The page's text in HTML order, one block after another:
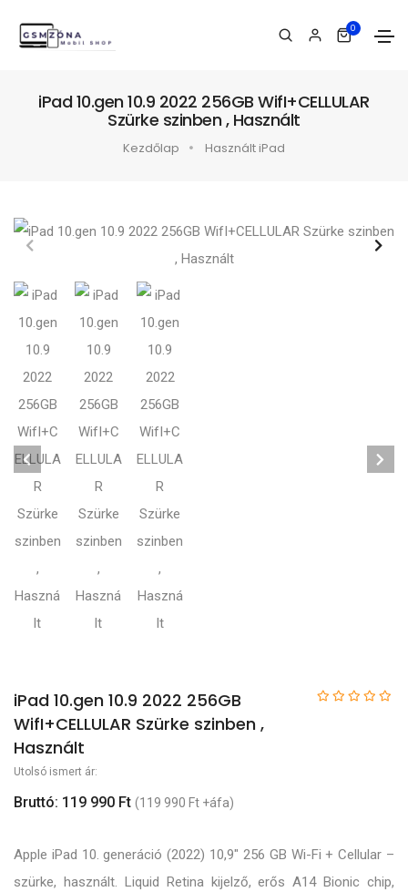
0
iPad 10.gen 10.9 2022 256GB WifI+CELLULAR
Szürke szinben , Használt
Kezdőlap Használt iPad
iPad 10.gen 10.9 2022 256GB
WifI+CELLULAR Szürke szinben ,
Használt
Utolsó ismert ár:
Bruttó: 119 990 Ft (119 990 Ft +áfa)
Apple iPad 10. generáció (2022) 10,9″ 256 GB Wi-Fi + Cellular –
szürke, használt. Liquid Retina kijelző, erős A14 Bionic chip,